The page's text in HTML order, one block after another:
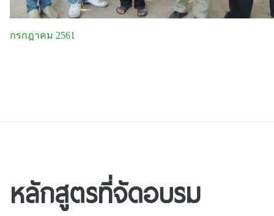
กรกฎาคม 2561
หลักสูตรที่จัดอบรม